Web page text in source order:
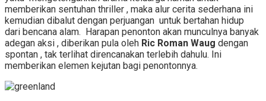
memberikan sentuhan thriller , maka alur cerita sederhana ini
kemudian dibalut dengan perjuangan untuk bertahan hidup
dari bencana alam. Harapan penonton akan munculnya banyak
adegan aksi , diberikan pula oleh Ric Roman Waug dengan
spontan , tak terlihat direncanakan terlebih dahulu. Ini
memberikan elemen kejutan bagi penontonnya.